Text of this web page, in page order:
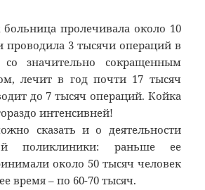
пролечивала около 10
проводила 3 тысячи операций в
значительно сокращенным
лечит в год почти 17 тысяч
до 7 тысяч операций. Койка
интенсивней!
сказать и о деятельности
поликлиники: раньше ее
около 50 тысяч человек
время – по 60-70 тысяч.